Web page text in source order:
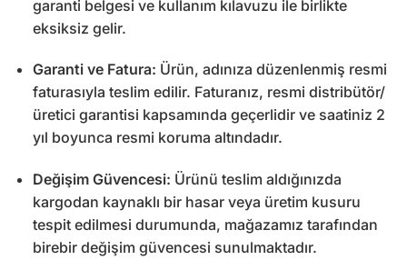
garanti belgesi ve kullanım kılavuzu ile birlikte
eksiksiz gelir.
Garanti ve Fatura: Ürün, adınıza düzenlenmiş resmi
faturasıyla teslim edilir. Faturanız, resmi distribütör/
üretici garantisi kapsamında geçerlidir ve saatiniz 2
yıl boyunca resmi koruma altındadır.
Değişim Güvencesi: Ürünü teslim aldığınızda
kargodan kaynaklı bir hasar veya üretim kusuru
tespit edilmesi durumunda, mağazamız tarafından
birebir değişim güvencesi sunulmaktadır.